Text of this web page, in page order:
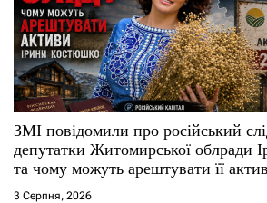
а
п
и
с
і
ЗМІ повідомили про російський
депутатки Житомирської облради
та чому можуть арештувати її
3 Серпня, 2026